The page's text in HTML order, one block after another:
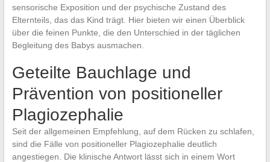
sensorische Exposition und der psychische Zustand des
Elternteils, das das Kind trägt. Hier bieten wir einen Überblick
über die feinen Punkte, die den Unterschied in der täglichen
Begleitung des Babys ausmachen.
Geteilte Bauchlage und
Prävention von positioneller
Plagiozephalie
Seit der allgemeinen Empfehlung, auf dem Rücken zu schlafen,
sind die Fälle von positioneller Plagiozephalie deutlich
angestiegen. Die klinische Antwort lässt sich in einem Wort